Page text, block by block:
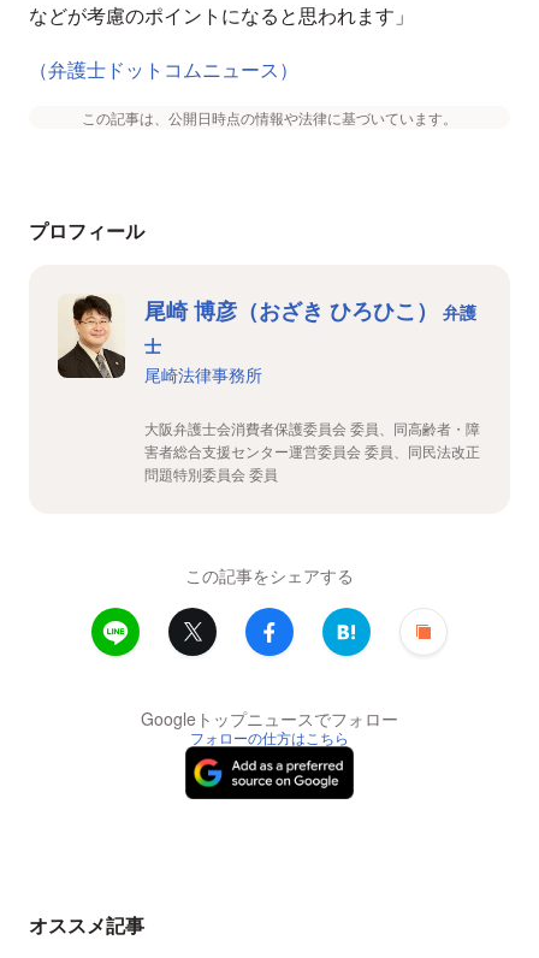
などが考慮のポイントになると思われます」
（弁護士ドットコムニュース）
この記事は、公開日時点の情報や法律に基づいています。
プロフィール
尾崎 博彦（おざき ひろひこ）
弁護
士
尾崎法律事務所
大阪弁護士会消費者保護委員会 委員、同高齢者・障
害者総合支援センター運営委員会 委員、同民法改正
問題特別委員会 委員
この記事をシェアする
Googleトップニュースでフォロー
フォローの仕方はこちら
オススメ記事